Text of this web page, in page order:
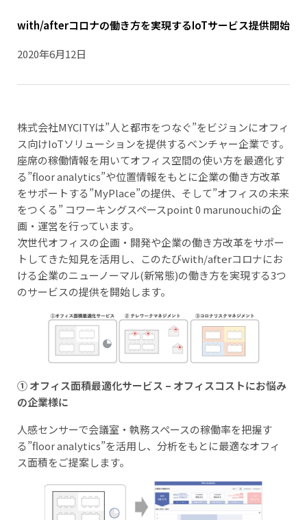
with/afterコロナの働き方を実現するIoTサービス提供開始
2020年6月12日
株式会社MYCITYは”人と都市をつなぐ”をビジョンにオフィ
ス向けIoTソリューションを提供するベンチャー企業です。
座席の稼働情報を用いてオフィス空間の使い方を最適化す
る”floor analytics”や位置情報をもとに企業の働き方改革
をサポートする”MyPlace”の提供、そして”オフィスの未来
をつくる” コワーキングスペースpoint 0 marunouchiの企
画・運営を行っています。
次世代オフィスの企画・開発や企業の働き方改革をサポー
トしてきた知見を活用し、このたびwith/afterコロナにお
ける企業のニューノーマル(新常態)の働き方を実現する3つ
のサービスの提供を開始します。
① オフィス面積最適化サービス – オフィスコストにお悩み
の企業様に
人感センサーで会議室・執務スペースの稼働率を把握す
る”floor analytics”を活用し、分析をもとに最適なオフィ
ス面積をご提案します。